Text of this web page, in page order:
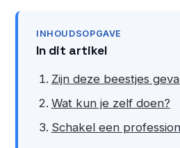
INHOUDSOPGAVE
In dit artikel
Zijn deze beestjes
Wat kun je zelf doen?
Schakel een